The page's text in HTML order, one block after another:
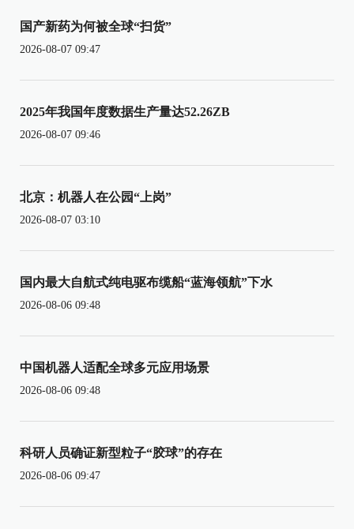
国产新药为何被全球“扫货”
2026-08-07 09:47
2025年我国年度数据生产量达52.26ZB
2026-08-07 09:46
北京：机器人在公园“上岗”
2026-08-07 03:10
国内最大自航式纯电驱布缆船“蓝海领航”下水
2026-08-06 09:48
中国机器人适配全球多元应用场景
2026-08-06 09:48
科研人员确证新型粒子“胶球”的存在
2026-08-06 09:47